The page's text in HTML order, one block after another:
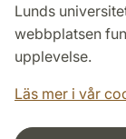
Lunds
webbplatsen
upplevelse.
Läs mer i vår
Följ oss i